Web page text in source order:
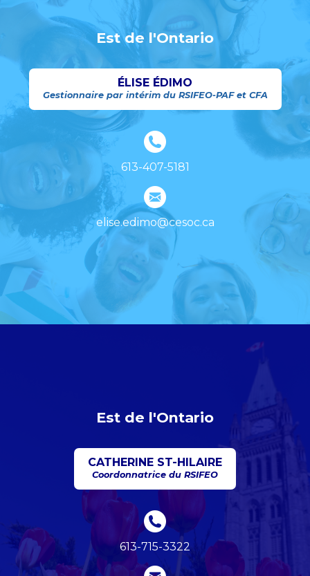
Est de l'Ontario
ÉLISE ÉDIMO
Gestionnaire par intérim du RSIFEO-PAF et CFA
613-407-5181
elise.edimo@cesoc.ca
Est de l'Ontario
CATHERINE ST-HILAIRE
Coordonnatrice du RSIFEO
613-715-3322